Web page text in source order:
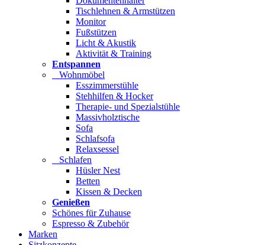
Tischlehnen & Armstützen
Monitor
Fußstützen
Licht & Akustik
Aktivität & Training
Entspannen
Wohnmöbel
Esszimmerstühle
Stehhilfen & Hocker
Therapie- und Spezialstühle
Massivholztische
Sofa
Schlafsofa
Relaxsessel
Schlafen
Hüsler Nest
Betten
Kissen & Decken
Genießen
Schönes für Zuhause
Espresso & Zubehör
Marken